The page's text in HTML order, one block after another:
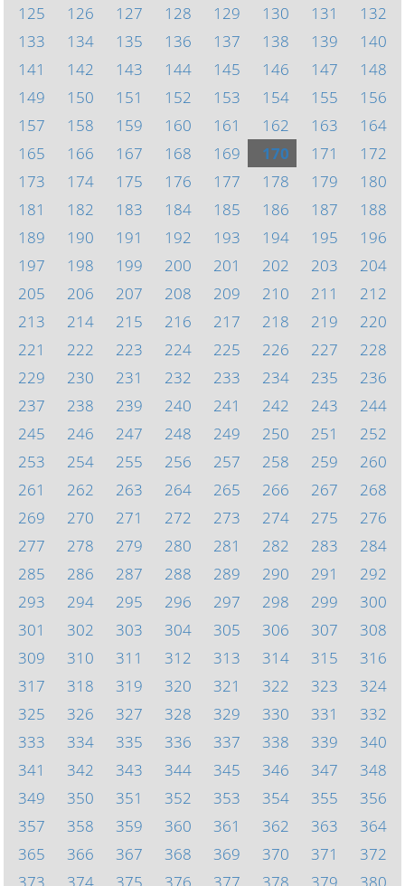
125
126 127 128 129 130 131
132
133
134 135 136 137 138 139
140
141
142 143 144 145 146 147
148
149
150 151 152 153 154 155
156
157
158 159 160 161 162 163
164
165
166 167 168 169 170 171
172
173
174 175 176 177 178 179
180
181
182 183 184 185 186 187
188
189
190 191 192 193 194 195
196
197
198 199 200 201 202 203
204
205
206 207 208 209 210 211
212
213
214 215 216 217 218 219
220
221
222 223 224 225 226 227
228
229
230 231 232 233 234 235
236
237
238 239 240 241 242 243
244
245
246 247 248 249 250 251
252
253
254 255 256 257 258 259
260
261
262 263 264 265 266 267
268
269
270 271 272 273 274 275
276
277
278 279 280 281 282 283
284
285
286 287 288 289 290 291
292
293
294 295 296 297 298 299
300
301
302 303 304 305 306 307
308
309
310 311 312 313 314 315
316
317
318 319 320 321 322 323
324
325
326 327 328 329 330 331
332
333
334 335 336 337 338 339
340
341
342 343 344 345 346 347
348
349
350 351 352 353 354 355
356
357
358 359 360 361 362 363
364
365
366 367 368 369 370 371
372